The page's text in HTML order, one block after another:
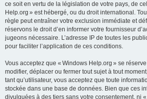
ce soit en vertu de la législation de votre pays, de
Help.org » est hébergé, ou du droit international.
règle peut entraîner votre exclusion immédiate et
réservons le droit d’en informer votre fournisseur
jugeons nécessaire. L’adresse IP de toutes les
pour faciliter l’application de ces conditions.
Vous acceptez que « Windows Help.org » se
modifier, déplacer ou fermer tout sujet à tout
tant qu’utilisateur, vous acceptez que toute
stockée dans une base de données. Bien que ces
divulguées à des tiers sans votre consentement, ni